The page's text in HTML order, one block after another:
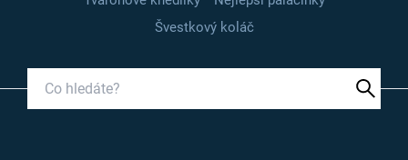
Švestkový koláč